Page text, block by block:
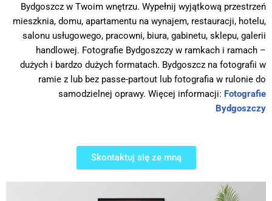
Bydgoszcz w Twoim wnętrzu. Wypełnij wyjątkową przestrzeń
mieszknia, domu, apartamentu na wynajem, restauracji, hotelu,
salonu usługowego, pracowni, biura, gabinetu, sklepu, galerii
handlowej. Fotografie Bydgoszczy w ramkach i ramach –
dużych i bardzo dużych formatach. Bydgoszcz na fotografii w
ramie z lub bez passe-partout lub fotografia w rulonie do
samodzielnej oprawy. Więcej informacji: Fotografie
Bydgoszczy
Skontaktuj się ze mną